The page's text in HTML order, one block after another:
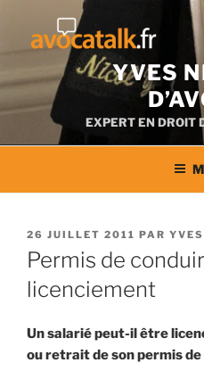
contenu
YVES
EXPERT EN DROIT
PUBLIÉ
LE
26 JUILLET 2011 PAR
Permis de
licenciement
Un salarié peut-il être
ou retrait de son permis de